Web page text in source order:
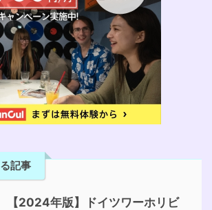
記事
【2024年版】ドイツワーホリビ